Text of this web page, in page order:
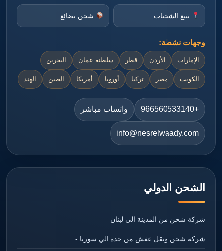
تتبع الشحنات شحن بضائع
وجهات نشطة:
الإمارات الأردن قطر سلطنة عمان البحرين
الكويت مصر تركيا أوروبا أمريكا الصين الهند
+966560533140 واتساب مباشر
info@nesrelwaady.com
الشحن الدولي
شركة شحن من المدينة الي لبنان
شركة شحن ونقل عفش من جدة الي سوريا -